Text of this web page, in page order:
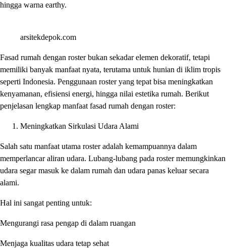
hingga warna earthy.
arsitekdepok.com
Fasad rumah dengan roster bukan sekadar elemen dekoratif, tetapi
memiliki banyak manfaat nyata, terutama untuk hunian di iklim tropis
seperti Indonesia. Penggunaan roster yang tepat bisa meningkatkan
kenyamanan, efisiensi energi, hingga nilai estetika rumah. Berikut
penjelasan lengkap manfaat fasad rumah dengan roster:
Meningkatkan Sirkulasi Udara Alami
Salah satu manfaat utama roster adalah kemampuannya dalam
memperlancar aliran udara. Lubang-lubang pada roster memungkinkan
udara segar masuk ke dalam rumah dan udara panas keluar secara
alami.
Hal ini sangat penting untuk:
Mengurangi rasa pengap di dalam ruangan
Menjaga kualitas udara tetap sehat